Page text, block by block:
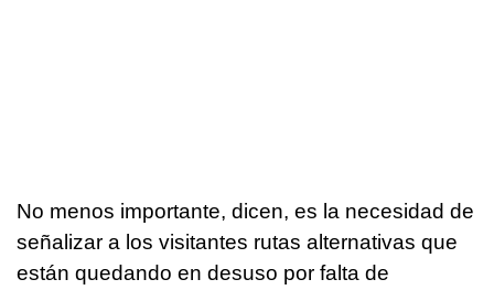
No menos importante, dicen, es la necesidad de
señalizar a los visitantes rutas alternativas que
están quedando en desuso por falta de